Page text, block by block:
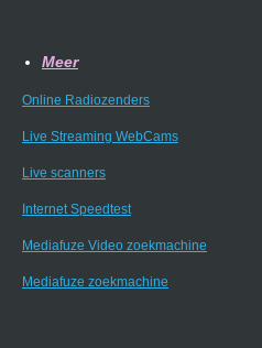
Meer
Online Radiozenders
Live Streaming WebCams
Live scanners
Internet Speedtest
Mediafuze Video zoekmachine
Mediafuze zoekmachine